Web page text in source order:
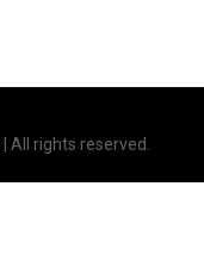
| All rights reserved.